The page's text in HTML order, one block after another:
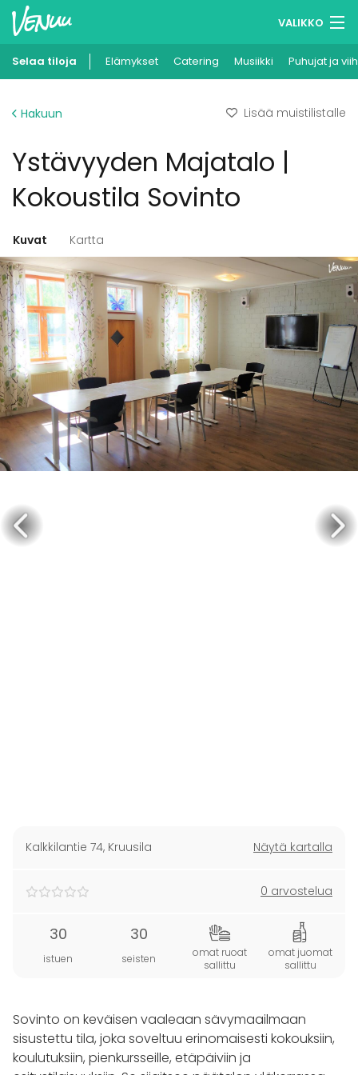
VALIKKO
Muistilistasi
Ilmoita kohteesi
Selaa tiloja Elämykset Catering Musiikki Puhujat ja
Hakuun Lisää muistilistalle
Ystävyyden Majatalo |
Kokoustila Sovinto
Kuvat Kartta
Kalkkilantie 74, Kruusila Näytä kartalla
0 arvostelua
30
istuen
30
seisten
omat ruoat
sallittu
omat juomat
sallittu
Sovinto on keväisen vaaleaan sävymaailmaan
sisustettu tila, joka soveltuu erinomaisesti kokouksiin,
koulutuksiin, pienkursseille, etäpäiviin ja